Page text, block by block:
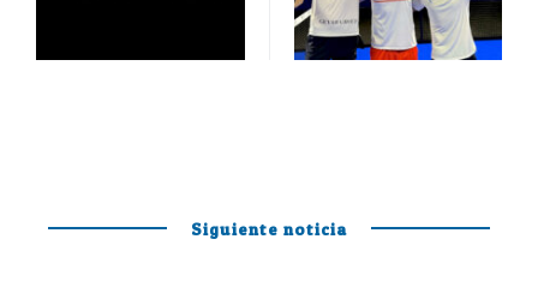
Siguiente noticia